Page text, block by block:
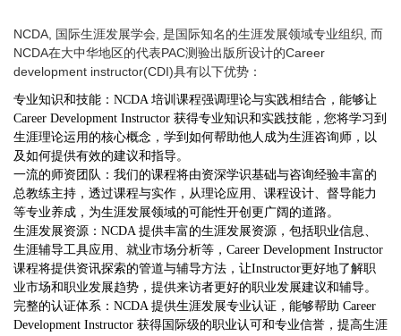
NCDA,
国际生涯发展学会, 是国际知名的生涯发展领域专业组织, 而
NCDA在大中华地区的代表PAC测验出版所设计的Career
development instructor(CDI)具有以下优势：
专业知识和技能：NCDA 培训课程强调理论与实践相结合，能够让
Career Development Instructor 获得专业知识和实践技能，您将学习到
生涯理论运用的核心概念，学到如何帮助他人成为生涯咨询师，以
及如何提供有效的建议和指导。
一流的师资团队：我们的课程将由资深学识基础与咨询经验丰富的
总教练主持，透过课程与实作，从理论应用、课程设计、督导能力
等专业养成，为生涯发展领域的可能性开创更广阔的道路。
生涯发展资源：NCDA 提供丰富的生涯发展资源，包括职业信息、
生涯辅导工具应用、就业市场分析等，Career Development Instructor
课程将提供资讯探索的管道与辅导方法，让Instructor更好地了解职
业市场和职业发展趋势，提供来访者更好的职业发展建议和辅导。
完整的认证体系：NCDA 提供生涯发展专业认证，能够帮助 Career
Development Instructor 获得国际级的职业认可和专业信誉，提高生涯